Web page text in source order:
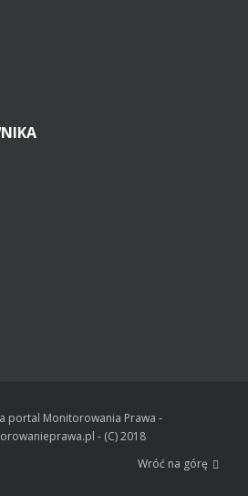
portal Monitorowania Prawa -
- (C) 2018
Wróć na górę